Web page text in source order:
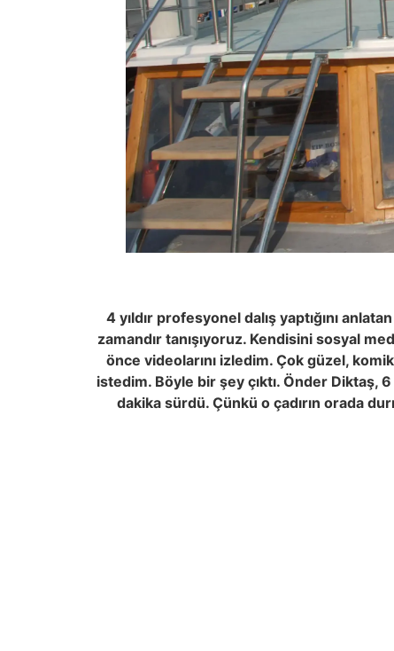
4 yıldır profesyonel dalış yaptığını
zamandır tanışıyoruz. Kendisini sosyal
önce videolarını izledim. Çok güzel,
istedim. Böyle bir şey çıktı. Önder Diktaş,
dakika sürdü. Çünkü o çadırın orada